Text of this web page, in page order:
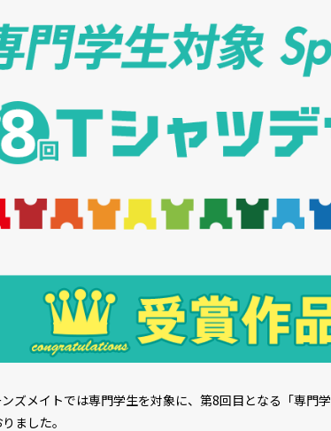
ズメイトでは専門学生を対象に、第8回目となる「専
ました。